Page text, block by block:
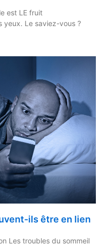
est LE fruit
yeux. Le saviez-vous ?
ils être en lien
Les troubles du sommeil